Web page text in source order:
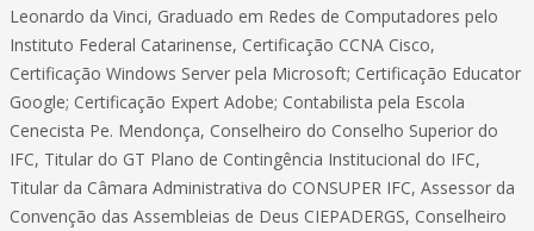
Leonardo da Vinci, Graduado em Redes de Computadores pelo
Instituto Federal Catarinense, Certificação CCNA Cisco,
Certificação Windows Server pela Microsoft; Certificação Educator
Google; Certificação Expert Adobe; Contabilista pela Escola
Cenecista Pe. Mendonça, Conselheiro do Conselho Superior do
IFC, Titular do GT Plano de Contingência Institucional do IFC,
Titular da Câmara Administrativa do CONSUPER IFC, Assessor da
Convenção das Assembleias de Deus CIEPADERGS, Conselheiro